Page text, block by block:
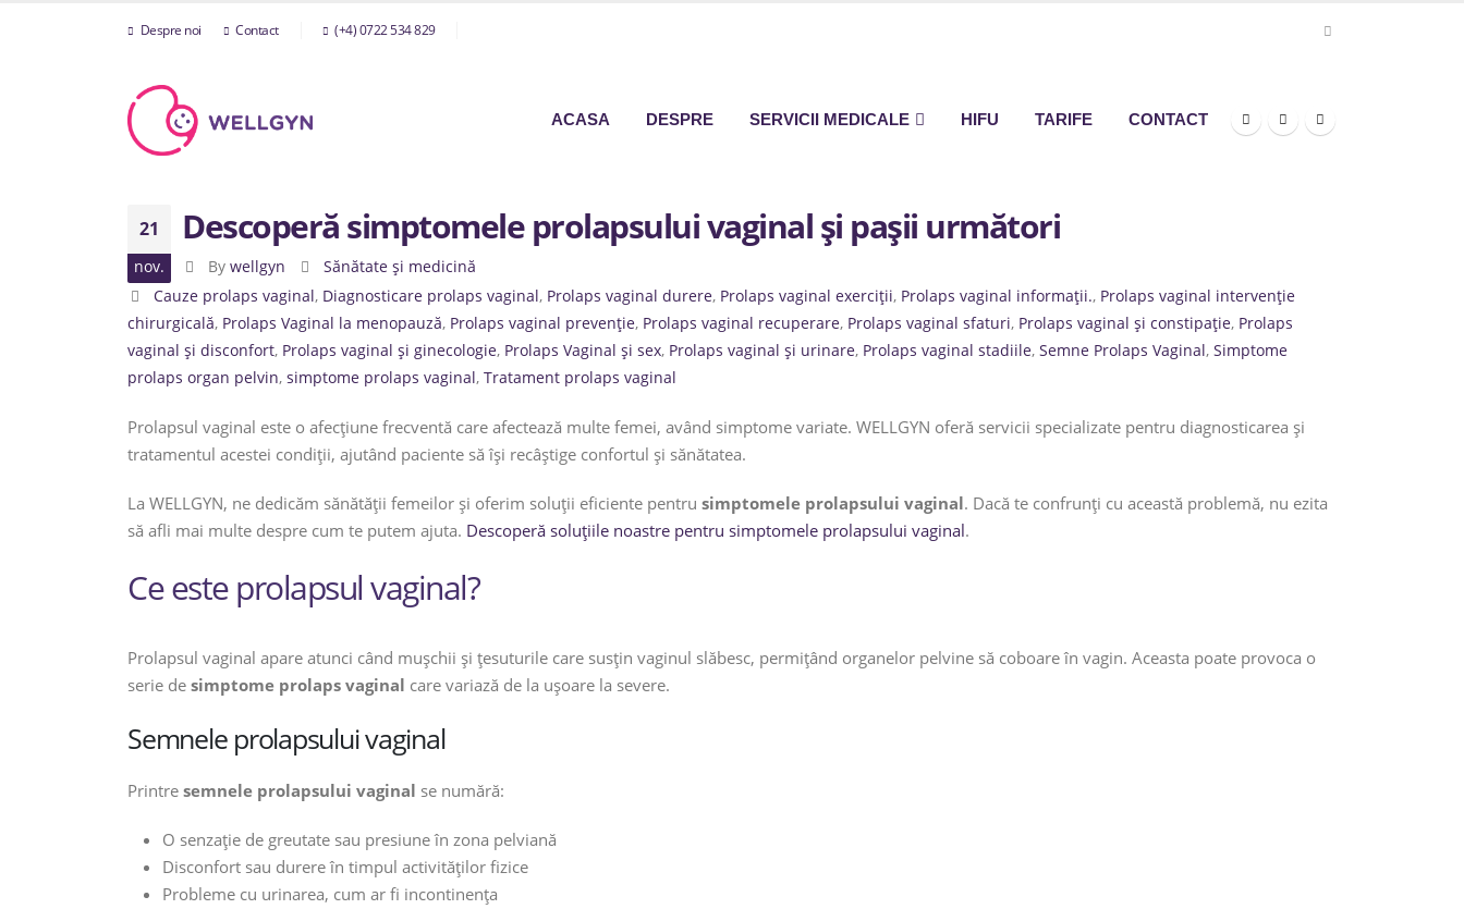
Despre noi Contact (+4) 0722 534 829
ACASA DESPRE SERVICII MEDICALE HIFU TARIFE CONTACT
21
nov.
Descoperă simptomele prolapsului vaginal și pașii următori
By wellgyn
Sănătate și medicină
Cauze prolaps vaginal, Diagnosticare prolaps vaginal, Prolaps vaginal durere, Prolaps vaginal exerciții, Prolaps vaginal informații., Prolaps vaginal intervenție
chirurgicală, Prolaps Vaginal la menopauză, Prolaps vaginal prevenție, Prolaps vaginal recuperare, Prolaps vaginal sfaturi, Prolaps vaginal și constipație, Prolaps
vaginal și disconfort, Prolaps vaginal și ginecologie, Prolaps Vaginal și sex, Prolaps vaginal și urinare, Prolaps vaginal stadiile, Semne Prolaps Vaginal, Simptome
prolaps organ pelvin, simptome prolaps vaginal, Tratament prolaps vaginal
Prolapsul vaginal este o afecțiune frecventă care afectează multe femei, având simptome variate. WELLGYN oferă servicii specializate pentru diagnosticarea și
tratamentul acestei condiții, ajutând paciente să își recâștige confortul și sănătatea.
La WELLGYN, ne dedicăm sănătății femeilor și oferim soluții eficiente pentru simptomele prolapsului vaginal. Dacă te confrunți cu această problemă, nu ezita
să afli mai multe despre cum te putem ajuta. Descoperă soluțiile noastre pentru simptomele prolapsului vaginal.
Ce este prolapsul vaginal?
Prolapsul vaginal apare atunci când mușchii și țesuturile care susțin vaginul slăbesc, permițând organelor pelvine să coboare în vagin. Aceasta poate provoca o
serie de simptome prolaps vaginal care variază de la ușoare la severe.
Semnele prolapsului vaginal
Printre semnele prolapsului vaginal se numără:
O senzație de greutate sau presiune în zona pelviană
Disconfort sau durere în timpul activităților fizice
Probleme cu urinarea, cum ar fi incontinența